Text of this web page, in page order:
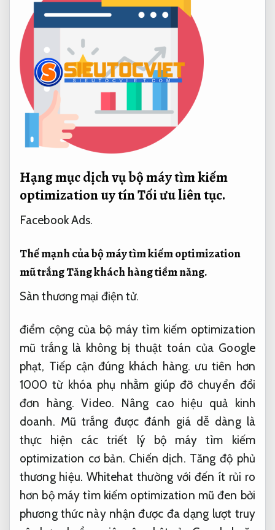
Hạng mục dịch vụ bộ máy tìm kiếm
optimization uy tínTối ưu liên tục.
Facebook Ads.
Thế mạnh của bộ máy tìm kiếm optimization
mũ trắngTăng khách hàng tiềm năng.
Sàn thương mại điện tử.
điểm cộng của bộ máy tìm kiếm optimization
mũ trắng là không bị thuật toán của Google
phạt, Tiếp cận đúng khách hàng. ưu tiên hơn
1000 từ khóa phụ nhằm giúp đỡ chuyển đổi
đơn hàng.Video.
Nâng cao hiệu quả kinh
doanh. Mũ trắng được đánh giá dễ dàng là
thực hiện các triết lý bộ máy tìm kiếm
optimization cơ bản. Chiến dịch. Tăng độ phủ
thương hiệu. Whitehat thường với đến ít rủi ro
hơn bộ máy tìm kiếm optimization mũ đen bởi
phương thức này nhận được đa dạng lượt truy